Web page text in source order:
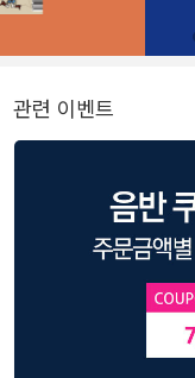
관련 이벤트